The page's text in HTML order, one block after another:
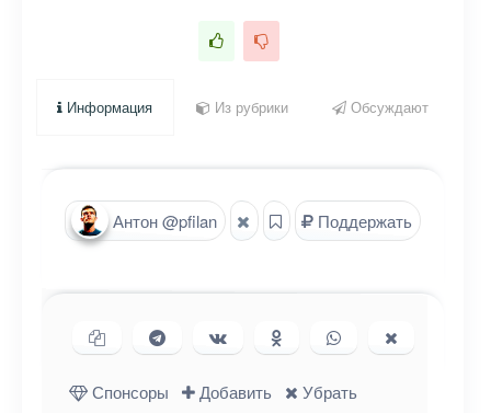
Информация Из рубрики Обсуждают
Антон @pfilan Поддержать
Копировать ссылку
Поделиться в Telegram
Поделиться ВКонтакте
Поделиться в
Одноклассниках
Поделиться в
WhatsApp
в X (Twitter)
Спонсоры
Добавить Убрать